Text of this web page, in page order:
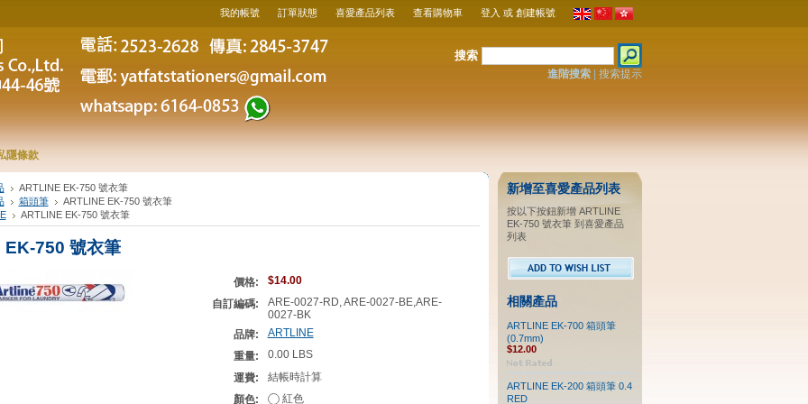
我的帳號 訂單狀態 喜愛產品列表 查看購物車 登入 或 創建帳號
搜索
進階搜索| 搜索提示
隱條款
ARTLINE EK-750 號衣筆
箱頭筆
ARTLINE EK-750 號衣筆
ARTLINE EK-750 號衣筆
750 號衣筆
價格:
$14.00
自訂編碼:
ARE-0027-RD, ARE-0027-BE,ARE-
0027-BK
品牌:
ARTLINE
重量:
0.00 LBS
運費:
結帳時計算
顏色:
紅色
新增至喜愛產品列表
按以下按鈕新增 ARTLINE
EK-750 號衣筆 到喜愛產品
列表
相關產品
ARTLINE EK-700 箱頭筆
(0.7mm)
$12.00
ARTLINE EK-200 箱頭筆 0.4
RED